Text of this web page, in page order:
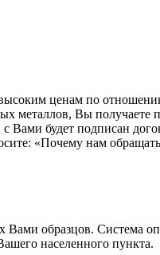
ценам по
металлов, Вы получаете
будет подписан
«Почему нам
Вами образцов. Система
населенного пункта.